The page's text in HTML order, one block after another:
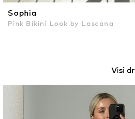
Sophia
Pink Bikini Look by Lascana
Visi